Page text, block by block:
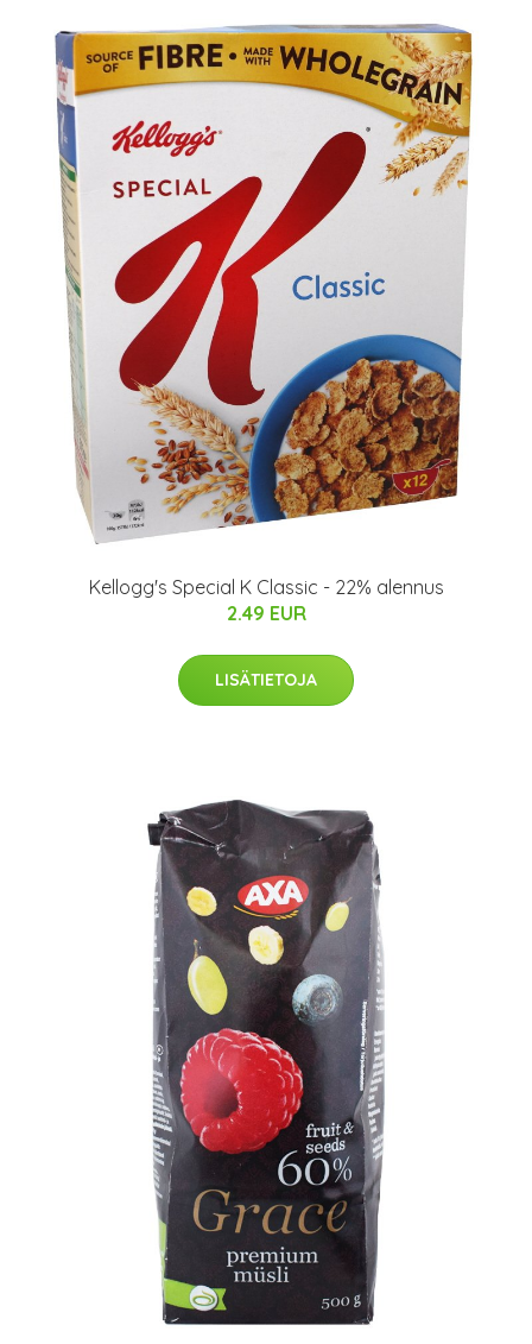
Kellogg's Special K Classic - 22% alennus
2.49 EUR
LISÄTIETOJA